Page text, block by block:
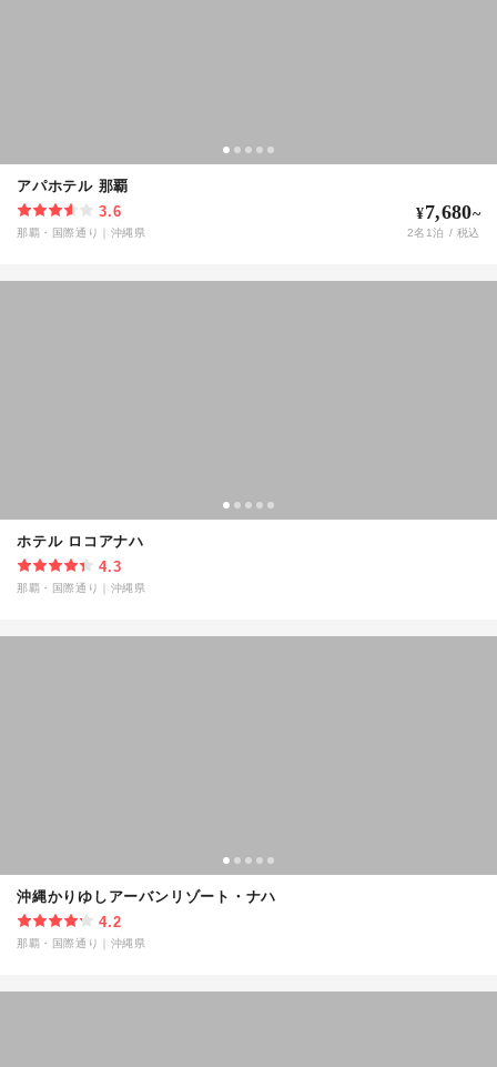
アパホテル 那覇
3.6
那覇・国際通り 沖縄県
¥7,680~
2名 1泊 / 税込
ホテル ロコアナハ
4.3
那覇・国際通り 沖縄県
沖縄かりゆしアーバンリゾート・ナハ
4.2
那覇・国際通り 沖縄県